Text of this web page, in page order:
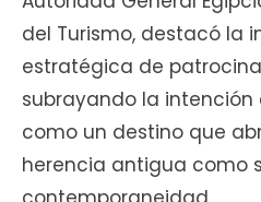
del Turismo, destacó la
estratégica de
subrayando la intención
como un destino que
herencia antigua como